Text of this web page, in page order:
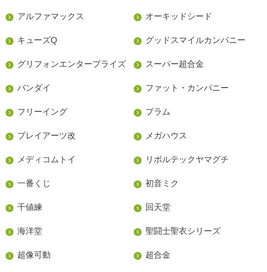
アルファマックス オーキッドシード
キューズQ グッドスマイルカンパニー
グリフォンエンタープライズ スーパー超合金
バンダイ ファット・カンパニー
フリーイング プラム
プレイアーツ改 メガハウス
メディコムトイ リボルテックヤマグチ
一番くじ 初音ミク
千値練 回天堂
海洋堂 聖闘士聖衣シリーズ
超像可動 超合金